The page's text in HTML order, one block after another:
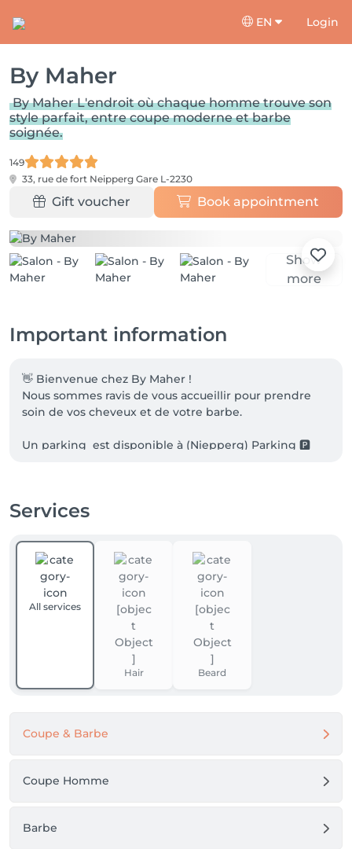
EN Login
By Maher
By Maher L'endroit où chaque homme trouve son
style parfait, entre coupe moderne et barbe
soignée.
149
33, rue de fort Neipperg Gare L-2230
Gift voucher Book appointment
Show
more
Important information
👋 Bienvenue chez By Maher !
Nous sommes ravis de vous accueillir pour prendre
soin de vos cheveux et de votre barbe.
Un parking  est disponible à (Niepperg) Parking 🅿️
Services
All services
Hair Beard
Coupe & Barbe
Coupe Homme
Barbe